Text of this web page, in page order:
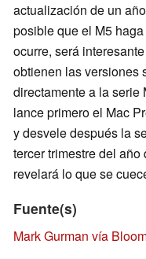
actualización de un
posible que el M5
ocurre, será
obtienen las versiones
directamente a la serie
lance primero el Mac
y desvele después la
tercer trimestre del
revelará lo que se
Fuente(s)
Mark Gurman vía